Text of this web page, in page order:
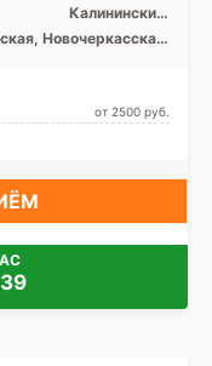
Калининский,
Красногвардейский,
Невский, Лен. область
Новочеркасская,
от 2500 pуб.